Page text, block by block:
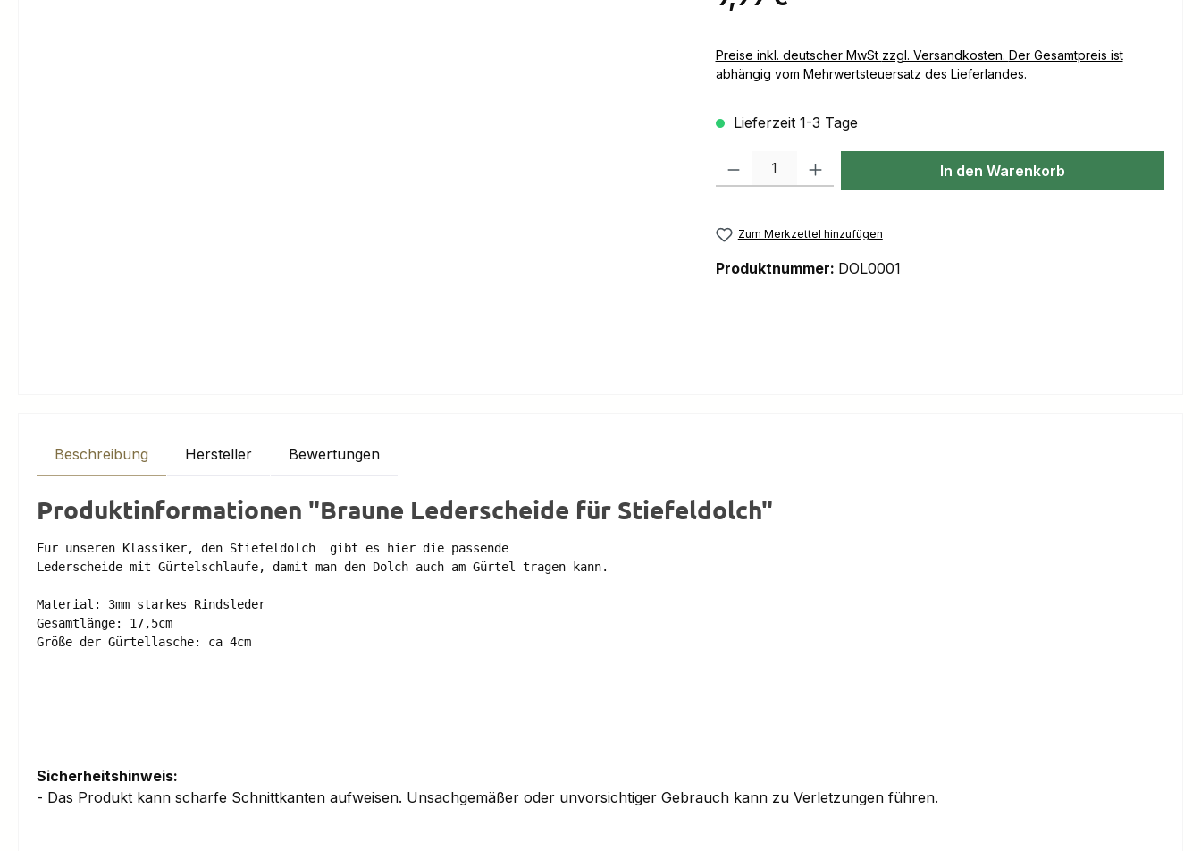
Preise inkl. deutscher MwSt zzgl. Versandkosten. Der Gesamtpreis ist
abhängig vom Mehrwertsteuersatz des Lieferlandes.
Lieferzeit 1-3 Tage
Produkt Anzahl: Gib den gewünschten Wert ein oder benutze die Schaltflächen
In den Warenkorb
Zum Merkzettel hinzufügen
Produktnummer: DOL0001
Beschreibung Hersteller Bewertungen
Produktinformationen "Braune Lederscheide für Stiefeldolch"
Für unseren Klassiker, den Stiefeldolch  gibt es hier die passende
Lederscheide mit Gürtelschlaufe, damit man den Dolch auch am Gürtel tragen kann.
Material: 3mm starkes Rindsleder
Gesamtlänge: 17,5cm
Größe der Gürtellasche: ca 4cm
Sicherheitshinweis:
- Das Produkt kann scharfe Schnittkanten aufweisen. Unsachgemäßer oder unvorsichtiger Gebrauch kann zu Verletzungen führen.